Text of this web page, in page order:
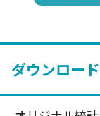
ダウンロー